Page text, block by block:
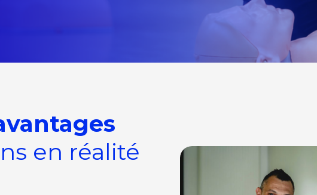
en réalité